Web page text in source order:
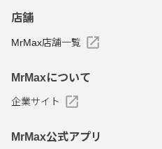
店舗
MrMax店舗一覧
MrMaxについて
企業サイト
MrMax公式アプリ